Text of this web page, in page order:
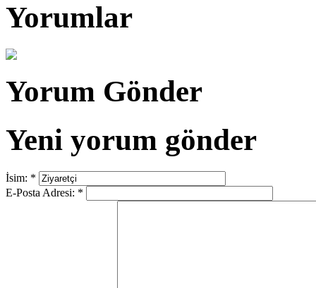
Yorumlar
Yorum Gönder
Yeni yorum gönder
İsim: *
E-Posta Adresi: *